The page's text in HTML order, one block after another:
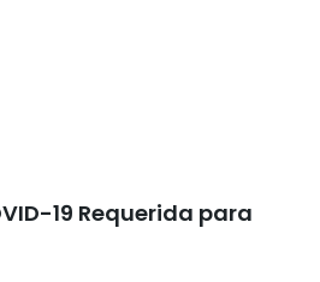
19 Requerida para